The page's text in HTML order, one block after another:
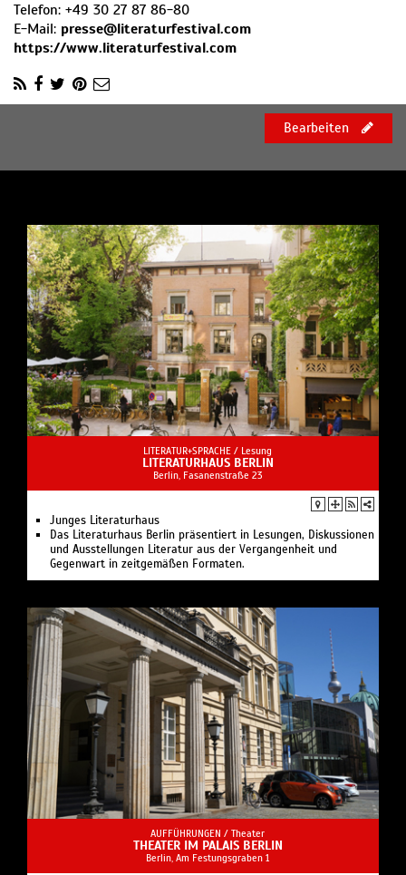
Telefon: +49 30 27 87 86-80
E-Mail: presse@literaturfestival.com
https://www.literaturfestival.com
Bearbeiten
LITERATUR+SPRACHE / Lesung
LITERATURHAUS BERLIN
Berlin, Fasanenstraße 23
Junges Literaturhaus
Das Literaturhaus Berlin präsentiert in Lesungen, Diskussionen
und Ausstellungen Literatur aus der Vergangenheit und
Gegenwart in zeitgemäßen Formaten.
AUFFÜHRUNGEN / Theater
THEATER IM PALAIS BERLIN
Berlin, Am Festungsgraben 1